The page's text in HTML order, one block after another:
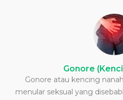
Gonore
Gonore atau kencing
menular seksual yang